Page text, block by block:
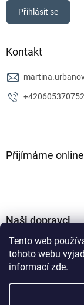
Tento web
tohoto webu
informací zde.
Přihlásit se
Kontakt
+420605370752
Přijímáme
Naši dopravci